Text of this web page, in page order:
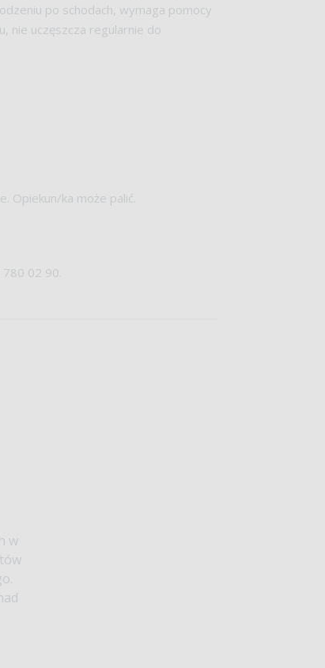
po schodach, wymaga pomocy
nie uczęszcza regularnie do
Opiekun/ka może palić.
780 02 90.
w